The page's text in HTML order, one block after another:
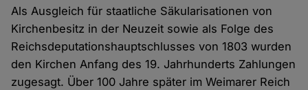
Als Ausgleich für staatliche Säkularisationen von
Kirchenbesitz in der Neuzeit sowie als Folge des
Reichsdeputationshauptschlusses von 1803 wurden
den Kirchen Anfang des 19. Jahrhunderts Zahlungen
zugesagt. Über 100 Jahre später im Weimarer Reich